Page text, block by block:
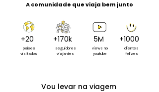
A comunidade que viaja bem junto
+20
países
visitados
+170k
seguidores
viajantes
5M
views no
youtube
+1000
clientes
felizes
Vou levar na viagem